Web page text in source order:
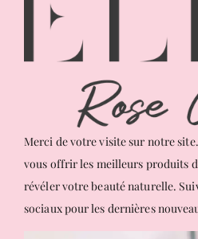
Merci de votre visite sur notre
vous offrir les meilleurs produits
révéler votre beauté naturelle.
sociaux pour les dernières